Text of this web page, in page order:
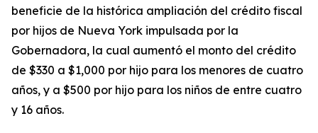
beneficie de la histórica ampliación del crédito fiscal
por hijos de Nueva York impulsada por la
Gobernadora, la cual aumentó el monto del crédito
de $330 a $1,000 por hijo para los menores de cuatro
años, y a $500 por hijo para los niños de entre cuatro
y 16 años.